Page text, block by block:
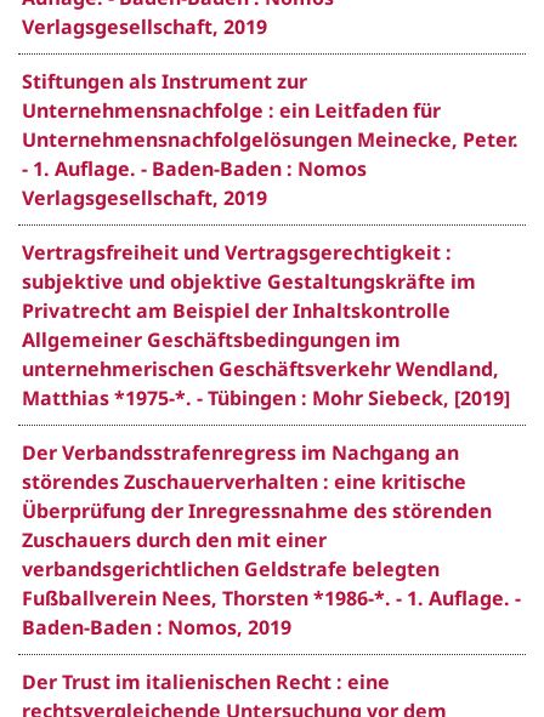
Verlagsgesellschaft, 2019
Stiftungen als Instrument zur
Unternehmensnachfolge : ein Leitfaden für
Unternehmensnachfolgelösungen Meinecke, Peter.
- 1. Auflage. - Baden-Baden : Nomos
Verlagsgesellschaft, 2019
Vertragsfreiheit und Vertragsgerechtigkeit :
subjektive und objektive Gestaltungskräfte im
Privatrecht am Beispiel der Inhaltskontrolle
Allgemeiner Geschäftsbedingungen im
unternehmerischen Geschäftsverkehr Wendland,
Matthias *1975-*. - Tübingen : Mohr Siebeck, [2019]
Der Verbandsstrafenregress im Nachgang an
störendes Zuschauerverhalten : eine kritische
Überprüfung der Inregressnahme des störenden
Zuschauers durch den mit einer
verbandsgerichtlichen Geldstrafe belegten
Fußballverein Nees, Thorsten *1986-*. - 1. Auflage. -
Baden-Baden : Nomos, 2019
Der Trust im italienischen Recht : eine
rechtsvergleichende Untersuchung vor dem